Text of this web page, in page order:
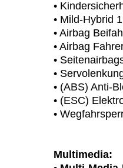
•
• Mild-Hybrid
• Airbag
• Airbag
•
•
• (ABS) Anti-
• (ESC)
•
Multimedia: